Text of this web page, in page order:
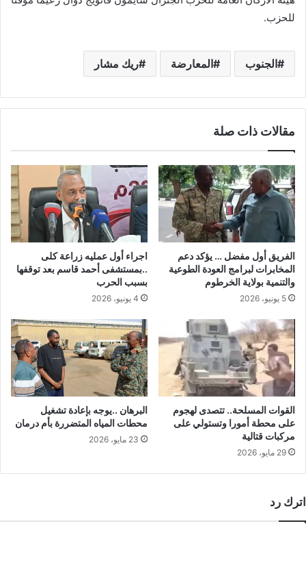
للحزب.
الجنوب المعارضة ريك مشار
مقالات ذات صلة
الفريق أول مفضل … يؤكد دعم
المخابرات لبرامج العودة الطوعية
والتنمية بولاية الخرطوم
5 يونيو، 2026
اجراء أول عمليه زراعة كلى
..بمستشفى أحمد قاسم بعد توقفها
بسبب الحرب
4 يونيو، 2026
القوات المسلحة.. تتصدى لهجوم
على محطة أمورا وتستولي على
مركبات قتالية
29 مايو، 2026
البرهان ..يوجه بإعادة تشغيل
محطات المياه المتضررة بأم درمان
23 مايو، 2026
اترك رد